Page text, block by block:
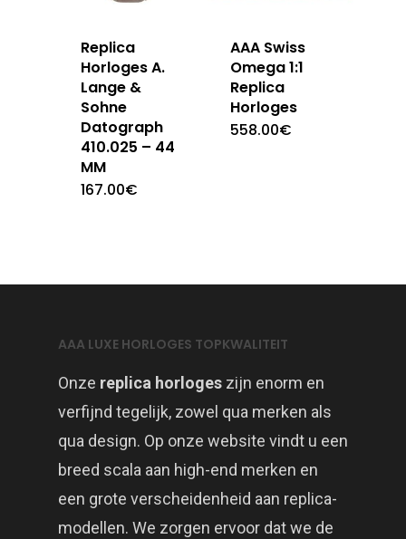
Replica
Horloges A.
Lange &
Sohne
Datograph
410.025 – 44
MM
167.00€
AAA Swiss
Omega 1:1
Replica
Horloges
558.00€
AAA LUXE HORLOGES TOPKWALITEIT
Onze replica horloges zijn enorm en
verfijnd tegelijk, zowel qua merken als
qua design. Op onze website vindt u een
breed scala aan high-end merken en
een grote verscheidenheid aan replica-
modellen. We zorgen ervoor dat we de